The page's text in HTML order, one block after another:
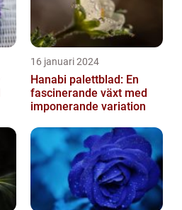
16 januari 2024
Hanabi palettblad: En
fascinerande växt med
imponerande variation